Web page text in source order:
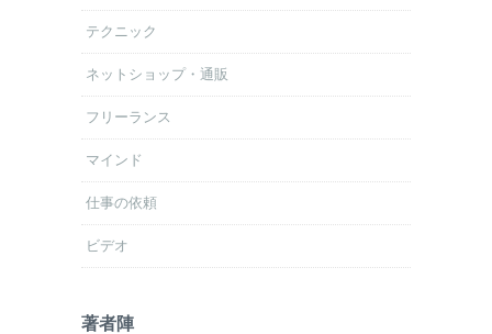
テクニック
ネットショップ・通販
フリーランス
マインド
仕事の依頼
ビデオ
著者陣